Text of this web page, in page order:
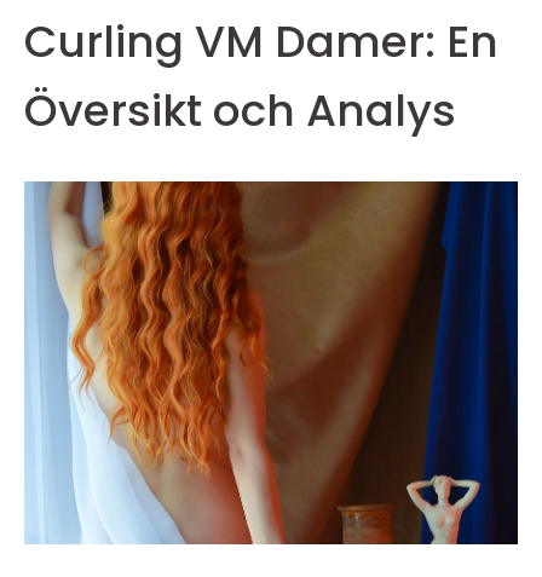
Curling VM Damer: En
Översikt och Analys